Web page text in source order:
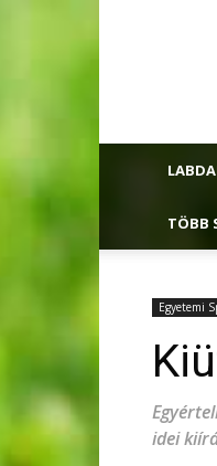
TÖBB
Egyetemi
idei